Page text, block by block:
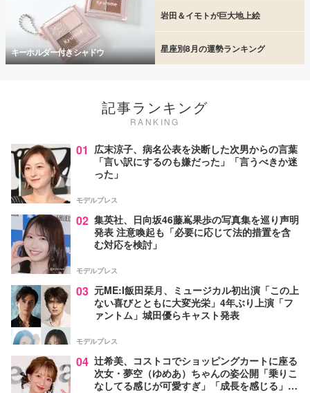
キーホルダー付きシャドウ
岩田＆イモトが巨大地上絵
星座別8月の運勢ランキング
記事ランキング
RANKING
01 広末涼子、病名公表を決断した次男からの言葉
「言い訳にするのも嫌だった」「言うべきか迷
った」
モデルプレス
02 集英社、日向坂46藤嶌果歩の写真集を巡り声明
発表 注意喚起も「必要に応じて法的措置を含
む対応を検討」
モデルプレス
03 元ME:I飯田栞月、ミュージカル初出演「この上
ない喜びとともに大変光栄」4年ぶり上演「フ
ァントム」城田優らキャスト発表
モデルプレス
04 辻希美、コストコでショッピングカートに座る
次女・夢空（ゆめあ）ちゃんの姿公開「乗りこ
なしてる感じが可愛すぎ」「成長を感じる」の